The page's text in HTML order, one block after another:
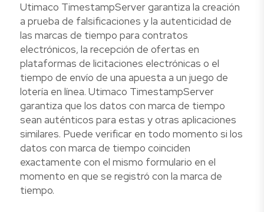
Utimaco TimestampServer garantiza la creación
a prueba de falsificaciones y la autenticidad de
las marcas de tiempo para contratos
electrónicos, la recepción de ofertas en
plataformas de licitaciones electrónicas o el
tiempo de envío de una apuesta a un juego de
lotería en línea. Utimaco TimestampServer
garantiza que los datos con marca de tiempo
sean auténticos para estas y otras aplicaciones
similares. Puede verificar en todo momento si los
datos con marca de tiempo coinciden
exactamente con el mismo formulario en el
momento en que se registró con la marca de
tiempo.